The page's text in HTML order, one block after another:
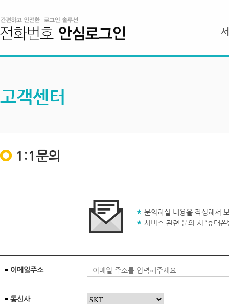
고객센터
1:1문의
문의하실 내용을 작성해서
서비스 관련 문의 시 ‘휴대
이메일주소
통신사